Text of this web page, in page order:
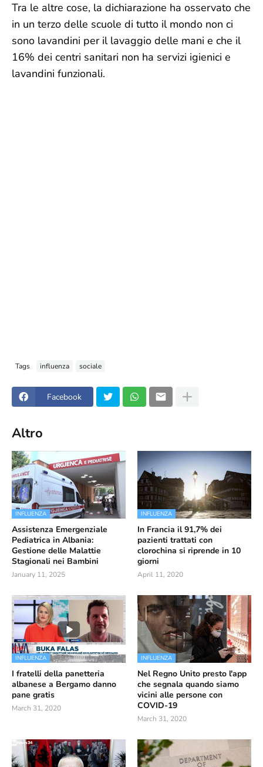
Tra le altre cose, la dichiarazione ha osservato che
in un terzo delle scuole di tutto il mondo non ci
sono lavandini per il lavaggio delle mani e che il
16% dei centri sanitari non ha servizi igienici e
lavandini funzionali.
Tags influenza sociale
Facebook
Altro
INFLUENZA
Assistenza Emergenziale
Pediatrica in Albania:
Gestione delle Malattie
Stagionali nei Bambini
January 11, 2025
INFLUENZA
In Francia il 91,7% dei
pazienti trattati con
clorochina si riprende in 10
giorni
April 11, 2020
INFLUENZA
I fratelli della panetteria
albanese a Bergamo danno
pane gratis
March 31, 2020
INFLUENZA
Nel Regno Unito presto l'app
che segnala quando siamo
vicini alle persone con
COVID-19
March 31, 2020